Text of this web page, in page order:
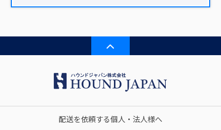
配送を依頼する個人・法人様へ